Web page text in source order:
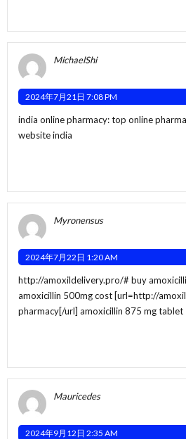
MichaelShi
2024年7月21日 7:08 PM
india online pharmacy:top online
website india
Myronensus
2024年7月22日 1:20 AM
http://amoxildelivery.pro/# buy
amoxicillin 500mg cost [url=http://
pharmacy[/url] amoxicillin 875 mg tablet
Mauricedes
2024年9月12日 2:35 AM